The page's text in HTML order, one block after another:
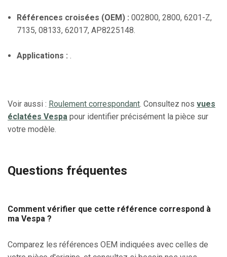
Références croisées (OEM) : 002800, 2800, 6201-Z,
7135, 08133, 62017, AP8225148.
Applications : .
Voir aussi : Roulement correspondant. Consultez nos vues
éclatées Vespa pour identifier précisément la pièce sur
votre modèle.
Questions fréquentes
Comment vérifier que cette référence correspond à
ma Vespa ?
Comparez les références OEM indiquées avec celles de